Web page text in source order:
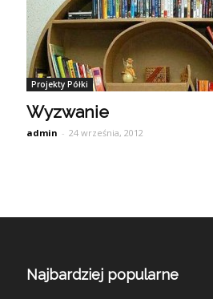
Projekty Półki
Wyzwanie
admin - 24 września, 2012
Najbardziej popularne